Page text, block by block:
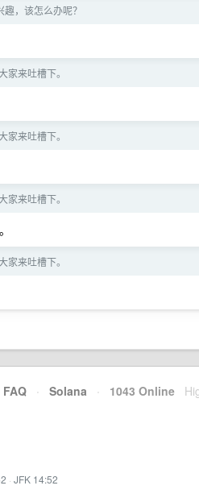
，该怎么办呢？
家来吐槽下。
家来吐槽下。
家来吐槽下。
家来吐槽下。
FAQ · Solana · 1043 Online
· JFK 14:52